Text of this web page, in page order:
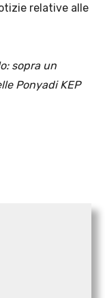
relative alle
sopra un
Ponyadi KEP